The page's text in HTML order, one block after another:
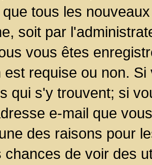
tous les
soit par
vous êtes
est requise ou non.
qui s'y trouvent; si
e-mail que
des raisons pour
chances de voir des